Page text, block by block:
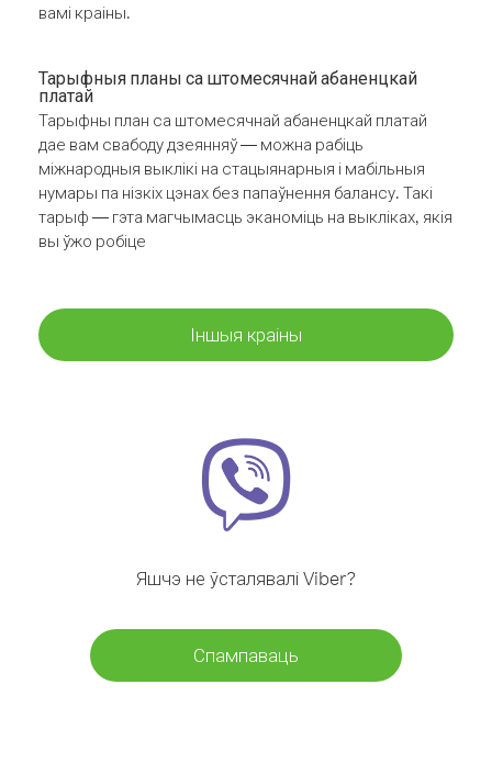
вамі краіны.
Тарыфныя планы са штомесячнай абаненцкай
платай
Тарыфны план са штомесячнай абаненцкай платай
дае вам свабоду дзеянняў — можна рабіць
міжнародныя выклікі на стацыянарныя і мабільныя
нумары па нізкіх цэнах без папаўнення балансу. Такі
тарыф — гэта магчымасць эканоміць на выкліках, якія
вы ўжо робіце
Іншыя краіны
Яшчэ не ўсталявалі Viber?
Спампаваць